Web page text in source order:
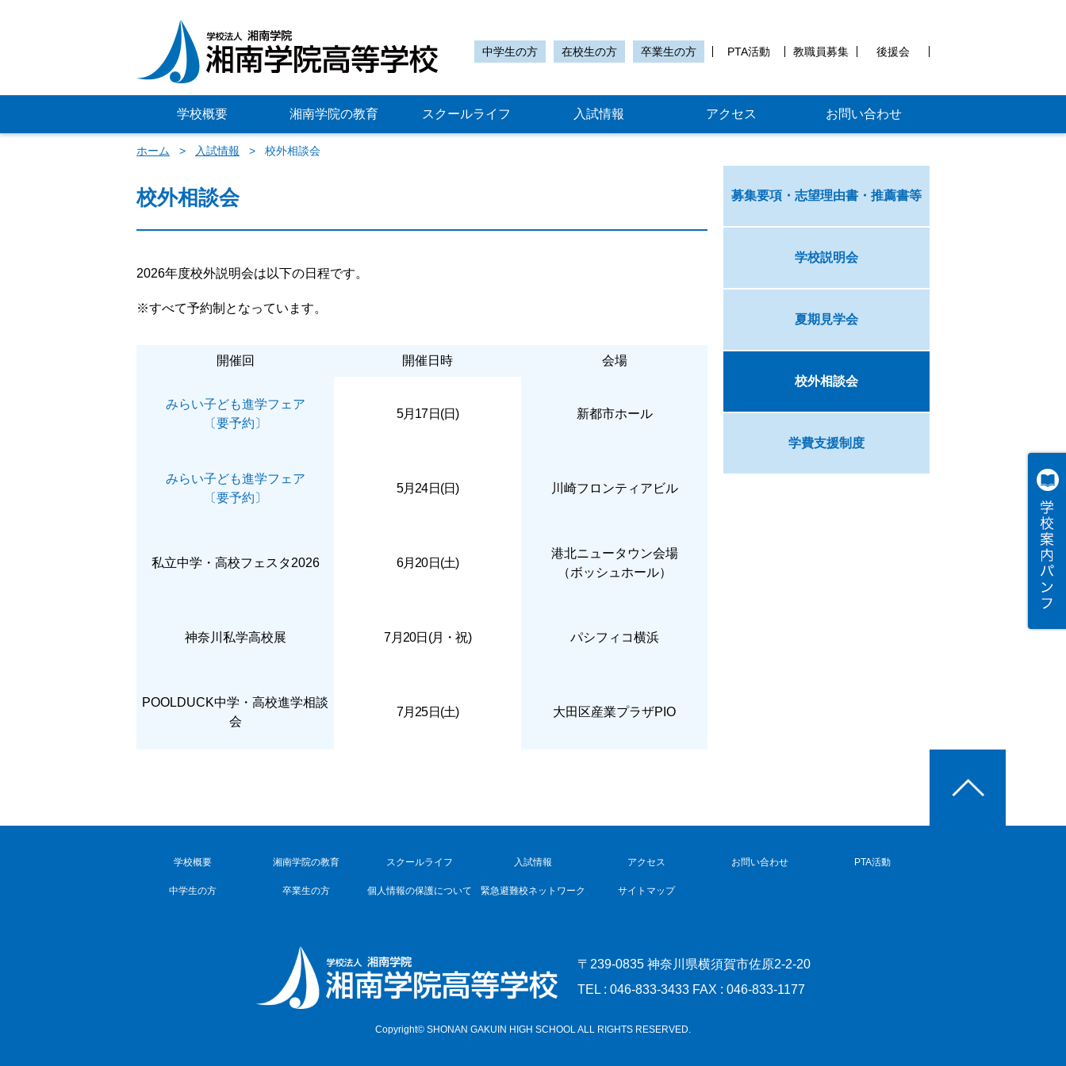
中学生の方 在校生の方 卒業生の方 PTA活動 教職員募集 後援会
学校概要 湘南学院の教育 スクールライフ 入試情報 アクセス お問い合わせ
ホーム 入試情報 校外相談会
校外相談会
2026年度校外説明会は以下の日程です。
※すべて予約制となっています。
開催回 開催日時 会場
みらい子ども進学フェア
〔要予約〕
5月17日(日) 新都市ホール
みらい子ども進学フェア
〔要予約〕
5月24日(日) 川崎フロンティアビル
私立中学・高校フェスタ2026 6月20日(土)
港北ニュータウン会場
（ボッシュホール）
神奈川私学高校展 7月20日(月・祝) パシフィコ横浜
POOLDUCK中学・高校進学相談
会
7月25日(土) 大田区産業プラザPIO
募集要項・志望理由書・推薦書等
学校説明会
夏期見学会
校外相談会
学費支援制度
学校概要 湘南学院の教育 スクールライフ 入試情報 アクセス お問い合わせ PTA活動
中学生の方 卒業生の方 個人情報の保護について 緊急避難校ネットワーク サイトマップ
〒239-0835 神奈川県横須賀市佐原2-2-20
TEL : 046-833-3433 FAX : 046-833-1177
Copyright© SHONAN GAKUIN HIGH SCHOOL ALL RIGHTS RESERVED.